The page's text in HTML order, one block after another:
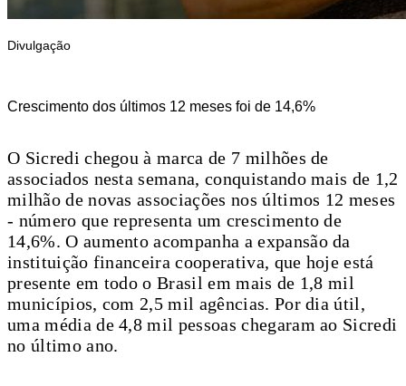
Divulgação
Crescimento dos últimos 12 meses foi de 14,6%
O Sicredi chegou à marca de 7 milhões de
associados nesta semana, conquistando mais de 1,2
milhão de novas associações nos últimos 12 meses
- número que representa um crescimento de
14,6%. O aumento acompanha a expansão da
instituição financeira cooperativa, que hoje está
presente em todo o Brasil em mais de 1,8 mil
municípios, com 2,5 mil agências. Por dia útil,
uma média de 4,8 mil pessoas chegaram ao Sicredi
no último ano.